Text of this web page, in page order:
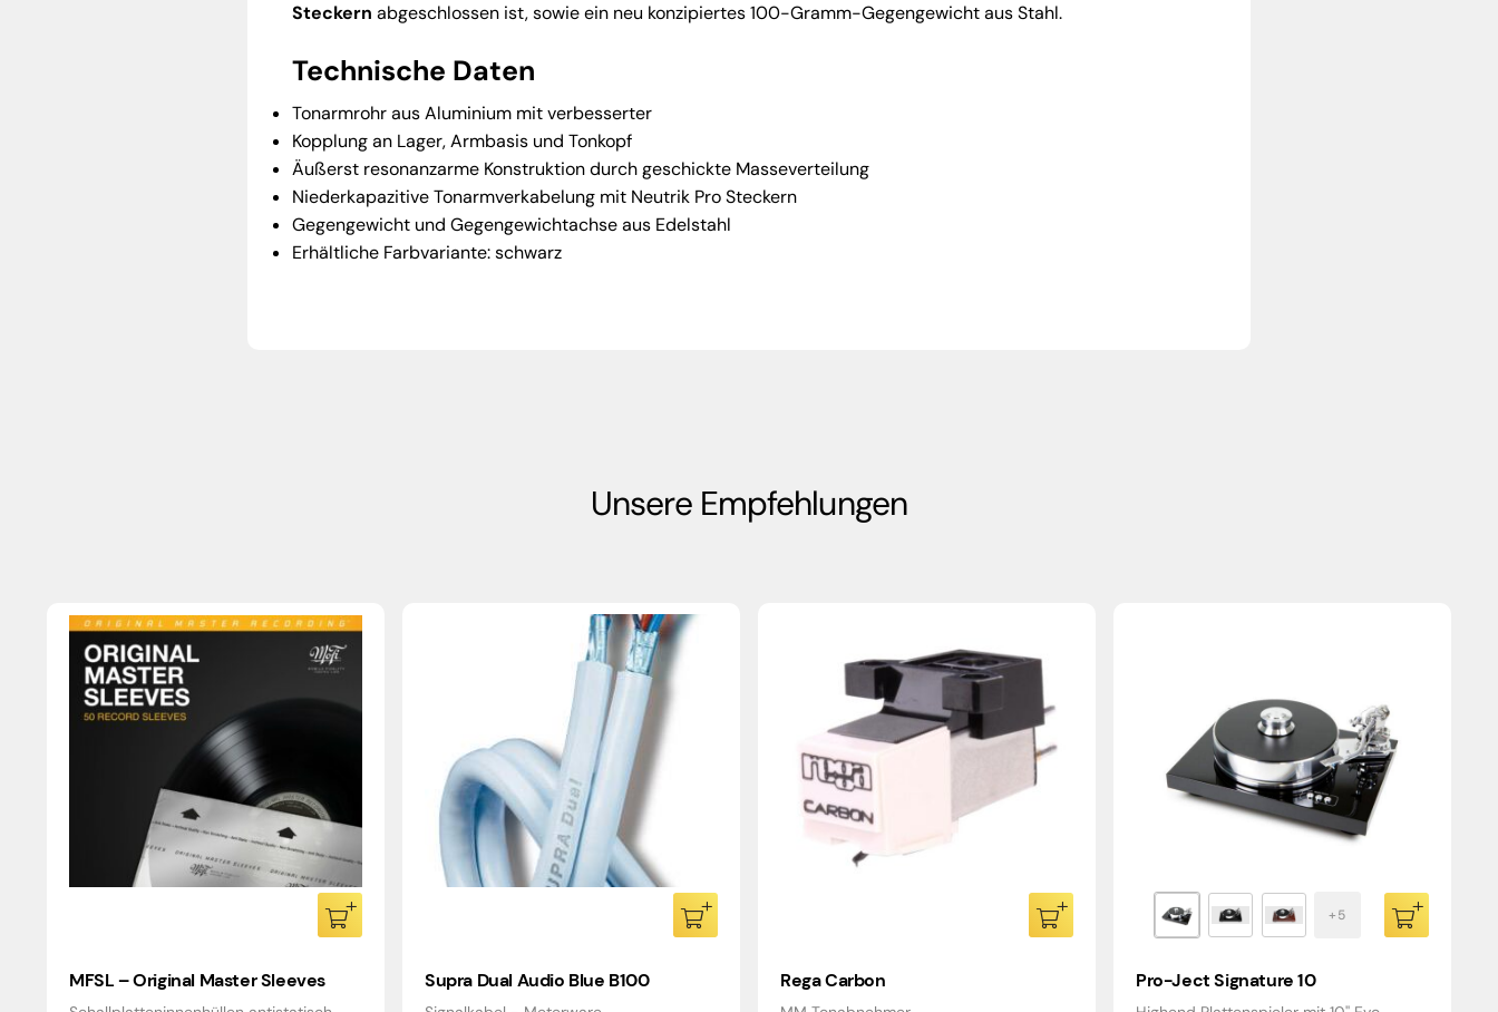
Steckern abgeschlossen ist, sowie ein neu konzipiertes 100-Gramm-Gegengewicht aus Stahl.
Technische Daten
Tonarmrohr aus Aluminium mit verbesserter
Kopplung an Lager, Armbasis und Tonkopf
Äußerst resonanzarme Konstruktion durch geschickte Masseverteilung
Niederkapazitive Tonarmverkabelung mit Neutrik Pro Steckern
Gegengewicht und Gegengewichtachse aus Edelstahl
Erhältliche Farbvariante: schwarz
Unsere Empfehlungen
MFSL – Original Master Sleeves Supra Dual Audio Blue B100 Rega Carbon Pro-Ject Signature 10